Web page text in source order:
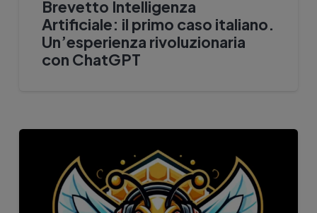
Brevetto Intelligenza
Artificiale: il primo caso italiano.
Un’esperienza rivoluzionaria
con ChatGPT